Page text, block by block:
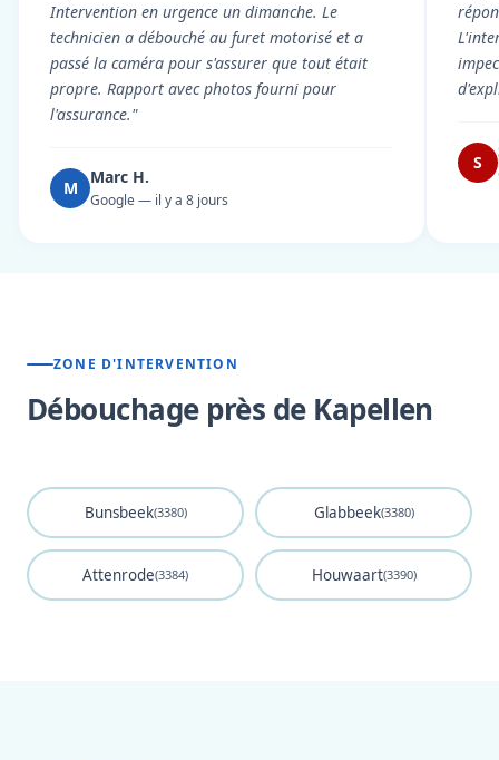
Intervention en urgence un dimanche. Le
technicien a débouché au furet motorisé et a
passé la caméra pour s'assurer que tout était
propre. Rapport avec photos fourni pour
l'assurance."
M
Marc H.
Google — il y a 8 jours
S
ZONE D'INTERVENTION
Débouchage près de Kapellen
Bunsbeek(3380) Glabbeek(3380)
Attenrode(3384) Houwaart(3390)